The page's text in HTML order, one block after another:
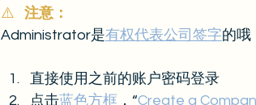
⚠️ 注意：
Administrator是有权代表公司签字的哦
直接使用之前的账户密码登录
点击蓝色方框 ，“Create a